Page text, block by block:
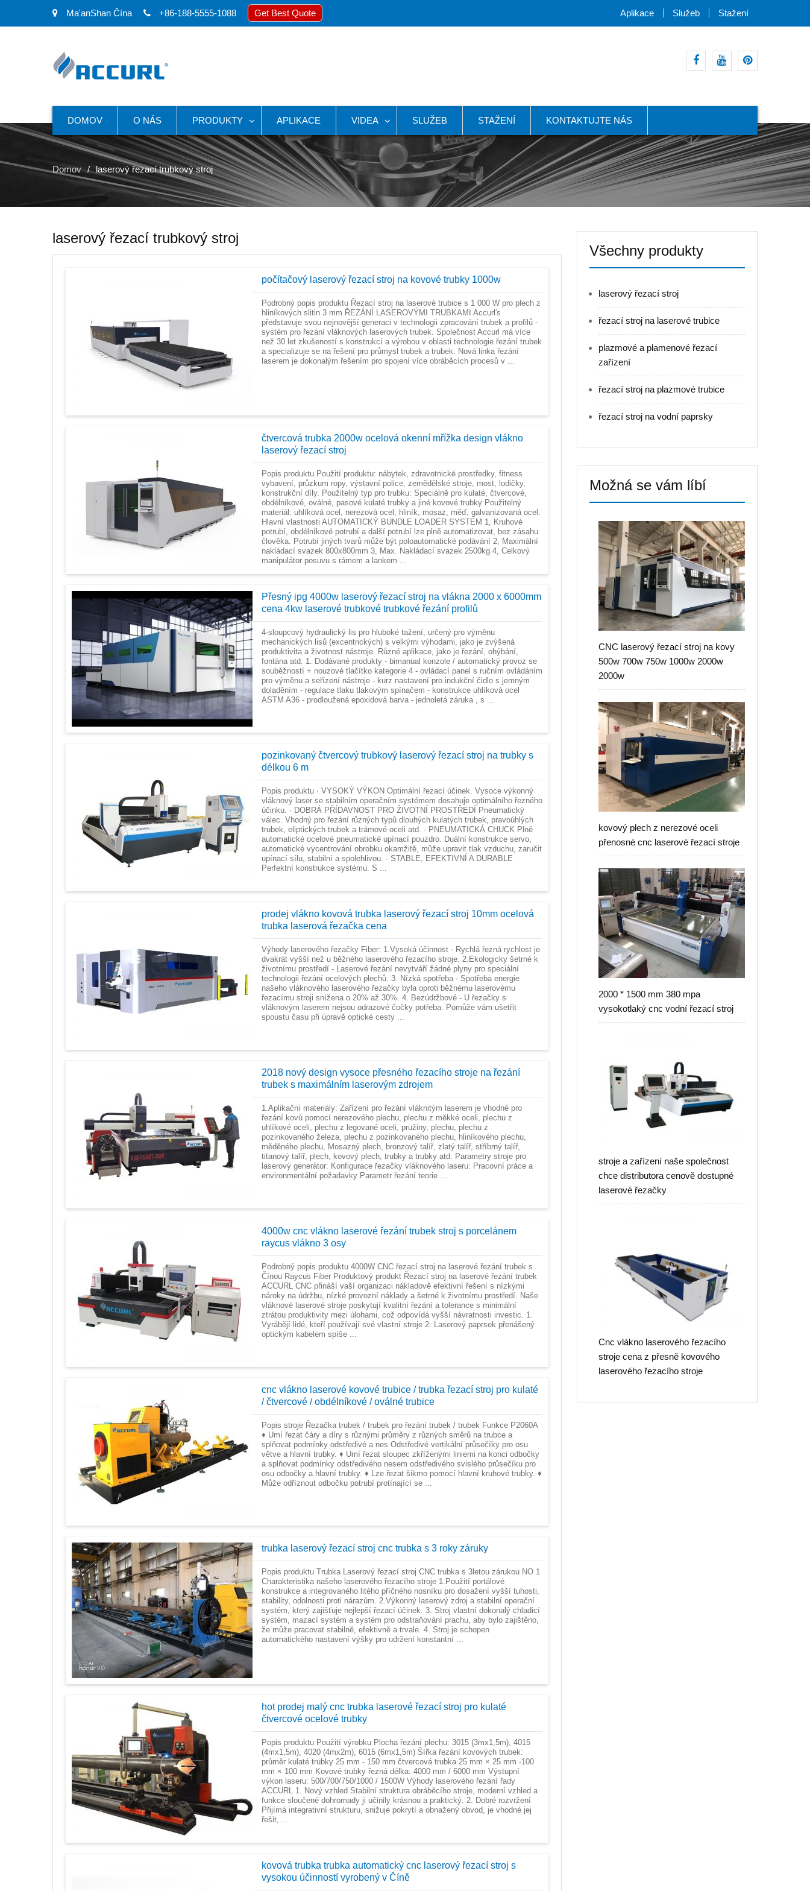
Ma'anShan Čína +86-188-5555-1088 Get Best Quote Aplikace Služeb Stažení
DOMOV O NÁS PRODUKTY APLIKACE VIDEA SLUŽEB STAŽENÍ KONTAKTUJTE NÁS
Domov laserový řezací trubkový stroj
laserový řezací trubkový stroj
počítačový laserový řezací stroj na kovové trubky 1000w
Podrobný popis produktu Řezací stroj na laserové trubice s 1 000 W pro plech z
hliníkových slitin 3 mm ŘEZÁNÍ LASEROVÝMI TRUBKAMI Accurl's
představuje svou nejnovější generaci v technologii zpracování trubek a profilů -
systém pro řezání vláknových laserových trubek. Společnost Accurl má více
než 30 let zkušeností s konstrukcí a výrobou v oblasti technologie řezání trubek
a specializuje se na řešení pro průmysl trubek a trubek. Nová linka řezání
laserem je dokonalým řešením pro spojení více obráběcích procesů v ...
čtvercová trubka 2000w ocelová okenní mřížka design vlákno
laserový řezací stroj
Popis produktu Použití produktu: nábytek, zdravotnické prostředky, fitness
vybavení, průzkum ropy, výstavní police, zemědělské stroje, most, lodičky,
konstrukční díly. Použitelný typ pro trubku: Speciálně pro kulaté, čtvercové,
obdélníkové, oválné, pasové kulaté trubky a jiné kovové trubky Použitelný
materiál: uhlíková ocel, nerezová ocel, hliník, mosaz, měď, galvanizovaná ocel.
Hlavní vlastnosti AUTOMATICKÝ BUNDLE LOADER SYSTEM 1, Kruhové
potrubí, obdélníkové potrubí a další potrubí lze plně automatizovat, bez zásahu
člověka. Potrubí jiných tvarů může být poloautomatické podávání 2, Maximální
nakládací svazek 800x800mm 3, Max. Nakládací svazek 2500kg 4, Celkový
manipulátor posuvu s rámem a lankem ...
Přesný ipg 4000w laserový řezací stroj na vlákna 2000 x 6000mm
cena 4kw laserové trubkové trubkové řezání profilů
4-sloupcový hydraulický lis pro hluboké tažení, určený pro výměnu
mechanických lisů (excentrických) s velkými výhodami, jako je zvýšená
produktivita a životnost nástroje. Různé aplikace, jako je řezání, ohýbání,
fontána atd. 1. Dodávané produkty - bimanual konzole / automatický provoz se
souběžností + nouzové tlačítko kategorie 4 - ovládací panel s ručním ovládáním
pro výměnu a seřízení nástroje - kurz nastavení pro indukční čidlo s jemným
doladěním - regulace tlaku tlakovým spínačem - konstrukce uhlíková ocel
ASTM A36 - prodloužená epoxidová barva - jednoletá záruka , s ...
pozinkovaný čtvercový trubkový laserový řezací stroj na trubky s
délkou 6 m
Popis produktu · VYSOKÝ VÝKON Optimální řezací účinek. Vysoce výkonný
vláknový laser se stabilním operačním systémem dosahuje optimálního řezného
účinku. · DOBRÁ PŘÍDAVNOST PRO ŽIVOTNÍ PROSTŘEDÍ Pneumatický
válec. Vhodný pro řezání různých typů dlouhých kulatých trubek, pravoúhlých
trubek, eliptických trubek a trámové oceli atd. · PNEUMATICKÁ CHUCK Plně
automatické ocelové pneumatické upínací pouzdro. Duální konstrukce servo,
automatické vycentrování obrobku okamžitě, může upravit tlak vzduchu, zaručit
upínací sílu, stabilní a spolehlivou. · STABLE, EFEKTIVNÍ A DURABLE
Perfektní konstrukce systému. S ...
prodej vlákno kovová trubka laserový řezací stroj 10mm ocelová
trubka laserová řezačka cena
Výhody laserového řezačky Fiber: 1.Vysoká účinnost - Rychlá řezná rychlost je
dvakrát vyšší než u běžného laserového řezacího stroje. 2.Ekologicky šetrné k
životnímu prostředí - Laserové řezání nevytváří žádné plyny pro speciální
technologii řezání ocelových plechů. 3. Nízká spotřeba - Spotřeba energie
našeho vláknového laserového řezačky byla oproti běžnému laserovému
řezacímu stroji snížena o 20% až 30%. 4. Bezúdržbové - U řezačky s
vláknovým laserem nejsou odrazové čočky potřeba. Pomůže vám ušetřit
spoustu času při úpravě optické cesty ...
2018 nový design vysoce přesného řezacího stroje na řezání
trubek s maximálním laserovým zdrojem
1.Aplikační materiály: Zařízení pro řezání vláknitým laserem je vhodné pro
řezání kovů pomocí nerezového plechu, plechu z měkké oceli, plechu z
uhlíkové oceli, plechu z legované oceli, pružiny, plechu, plechu z
pozinkovaného železa, plechu z pozinkovaného plechu, hliníkového plechu,
měděného plechu, Mosazný plech, bronzový talíř, zlatý talíř, stříbrný talíř,
titanový talíř, plech, kovový plech, trubky a trubky atd. Parametry stroje pro
laserový generátor: Konfigurace řezačky vláknového laseru: Pracovní práce a
environmentální požadavky Parametr řezání teorie ...
4000w cnc vlákno laserové řezání trubek stroj s porcelánem
raycus vlákno 3 osy
Podrobný popis produktu 4000W CNC řezací stroj na laserové řezání trubek s
Čínou Raycus Fiber Produktový produkt Řezací stroj na laserové řezání trubek
ACCURL CNC přináší vaší organizaci nákladově efektivní řešení s nízkými
nároky na údržbu, nízké provozní náklady a šetrné k životnímu prostředí. Naše
vláknové laserové stroje poskytují kvalitní řezání a tolerance s minimální
ztrátou produktivity mezi úlohami, což odpovídá vyšší návratnosti investic. 1.
Vyrábějí lidé, kteří používají své vlastní stroje 2. Laserový paprsek přenášený
optickým kabelem spíše ...
cnc vlákno laserové kovové trubice / trubka řezací stroj pro kulaté
/ čtvercové / obdélníkové / oválné trubice
Popis stroje Řezačka trubek / trubek pro řezání trubek / trubek Funkce P2060A
♦ Umí řezat čáry a díry s různými průměry z různých směrů na trubce a
splňovat podmínky odstředivé a nes Odstředivé vertikální průsečíky pro osu
větve a hlavní trubky. ♦ Umí řezat sloupec zkříženými liniemi na konci odbočky
a splňovat podmínky odstředivého nesem odstředivého svislého průsečíku pro
osu odbočky a hlavní trubky. ♦ Lze řezat šikmo pomocí hlavní kruhové trubky. ♦
Může odříznout odbočku potrubí protínající se ...
trubka laserový řezací stroj cnc trubka s 3 roky záruky
Popis produktu Trubka Laserový řezací stroj CNC trubka s 3letou zárukou NO.1
Charakteristika našeho laserového řezacího stroje 1.Použití portálové
konstrukce a integrovaného litého příčného nosníku pro dosažení vyšší tuhosti,
stability, odolnosti proti nárazům. 2.Výkonný laserový zdroj a stabilní operační
systém, který zajišťuje nejlepší řezací účinek. 3. Stroj vlastní dokonalý chladicí
systém, mazací systém a systém pro odstraňování prachu, aby bylo zajištěno,
že může pracovat stabilně, efektivně a trvale. 4. Stroj je schopen
automatického nastavení výšky pro udržení konstantní ...
hot prodej malý cnc trubka laserové řezací stroj pro kulaté
čtvercové ocelové trubky
Popis produktu Použití výrobku Plocha řezání plechu: 3015 (3mx1,5m), 4015
(4mx1,5m), 4020 (4mx2m), 6015 (6mx1,5m) Šířka řezání kovových trubek:
průměr kulaté trubky 25 mm - 150 mm čtvercová trubka 25 mm × 25 mm -100
mm × 100 mm Kovové trubky řezná délka: 4000 mm / 6000 mm Výstupní
výkon laseru: 500/700/750/1000 / 1500W Výhody laserového řezání řady
ACCURL 1. Nový vzhled Stabilní struktura obráběcího stroje, moderní vzhled a
funkce sloučené dohromady ji učinily krásnou a praktický. 2. Dobré rozvržení
Přijímá integrativní strukturu, snižuje pokrytí a obnažený obvod, je vhodné jej
řešit, ...
kovová trubka trubka automatický cnc laserový řezací stroj s
vysokou účinností vyrobený v Číně
Všechny produkty
laserový řezací stroj
řezací stroj na laserové trubice
plazmové a plamenové řezací
zařízení
řezací stroj na plazmové trubice
řezací stroj na vodní paprsky
Možná se vám líbí
CNC laserový řezací stroj na kovy
500w 700w 750w 1000w 2000w
2000w
kovový plech z nerezové oceli
přenosné cnc laserové řezací stroje
2000 * 1500 mm 380 mpa
vysokotlaký cnc vodní řezací stroj
stroje a zařízení naše společnost
chce distributora cenově dostupné
laserové řezačky
Cnc vlákno laserového řezacího
stroje cena z přesně kovového
laserového řezacího stroje